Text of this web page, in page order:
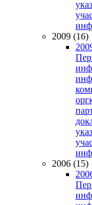
2009 (16)
2006 (15)